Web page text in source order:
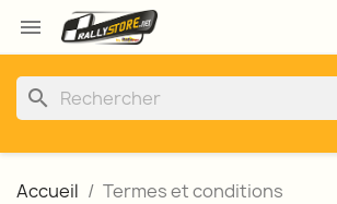

search
Accueil Termes et conditions